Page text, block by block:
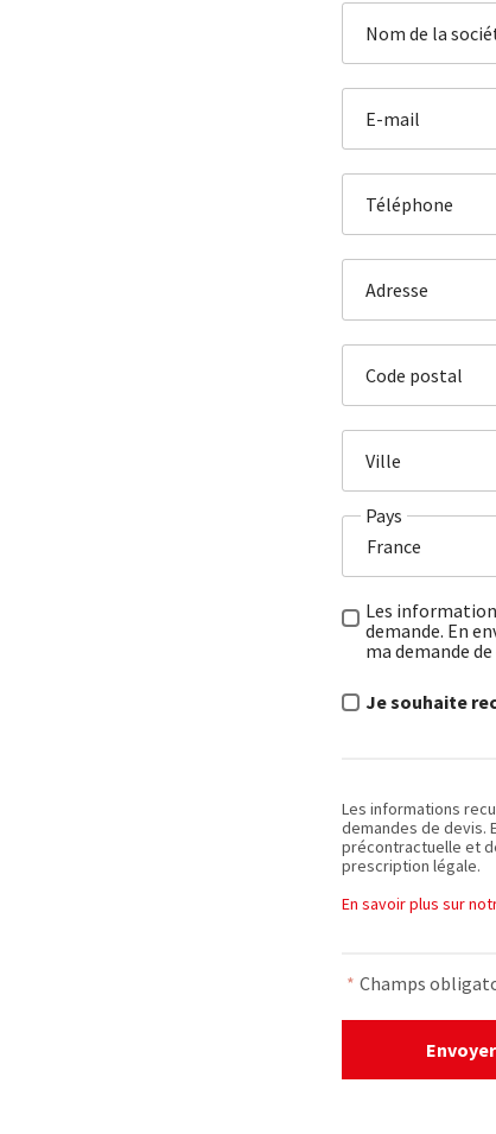
Nom de la
E-mail
Téléphone
Adresse
Code postal
Ville
Pays
Les
demande. En
ma demande de
Je souhaite
Les informations
demandes de devis.
précontractuelle et
prescription légale.
En savoir plus sur
* Champs
Envoyer